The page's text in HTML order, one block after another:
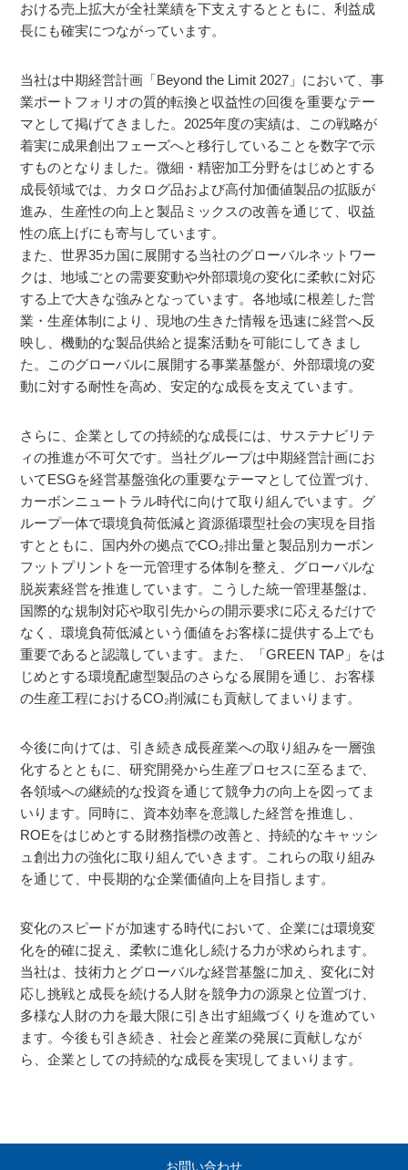
おける売上拡大が全社業績を下支えするとともに、利益成
長にも確実につながっています。
当社は中期経営計画「Beyond the Limit 2027」において、事
業ポートフォリオの質的転換と収益性の回復を重要なテー
マとして掲げてきました。2025年度の実績は、この戦略が
着実に成果創出フェーズへと移行していることを数字で示
すものとなりました。微細・精密加工分野をはじめとする
成長領域では、カタログ品および高付加価値製品の拡販が
進み、生産性の向上と製品ミックスの改善を通じて、収益
性の底上げにも寄与しています。
また、世界35カ国に展開する当社のグローバルネットワー
クは、地域ごとの需要変動や外部環境の変化に柔軟に対応
する上で大きな強みとなっています。各地域に根差した営
業・生産体制により、現地の生きた情報を迅速に経営へ反
映し、機動的な製品供給と提案活動を可能にしてきまし
た。このグローバルに展開する事業基盤が、外部環境の変
動に対する耐性を高め、安定的な成長を支えています。
さらに、企業としての持続的な成長には、サステナビリテ
ィの推進が不可欠です。当社グループは中期経営計画にお
いてESGを経営基盤強化の重要なテーマとして位置づけ、
カーボンニュートラル時代に向けて取り組んでいます。グ
ループ一体で環境負荷低減と資源循環型社会の実現を目指
すとともに、国内外の拠点でCO₂排出量と製品別カーボン
フットプリントを一元管理する体制を整え、グローバルな
脱炭素経営を推進しています。こうした統一管理基盤は、
国際的な規制対応や取引先からの開示要求に応えるだけで
なく、環境負荷低減という価値をお客様に提供する上でも
重要であると認識しています。また、「GREEN TAP」をは
じめとする環境配慮型製品のさらなる展開を通じ、お客様
の生産工程におけるCO₂削減にも貢献してまいります。
今後に向けては、引き続き成長産業への取り組みを一層強
化するとともに、研究開発から生産プロセスに至るまで、
各領域への継続的な投資を通じて競争力の向上を図ってま
いります。同時に、資本効率を意識した経営を推進し、
ROEをはじめとする財務指標の改善と、持続的なキャッシ
ュ創出力の強化に取り組んでいきます。これらの取り組み
を通じて、中長期的な企業価値向上を目指します。
変化のスピードが加速する時代において、企業には環境変
化を的確に捉え、柔軟に進化し続ける力が求められます。
当社は、技術力とグローバルな経営基盤に加え、変化に対
応し挑戦と成長を続ける人財を競争力の源泉と位置づけ、
多様な人財の力を最大限に引き出す組織づくりを進めてい
ます。今後も引き続き、社会と産業の発展に貢献しなが
ら、企業としての持続的な成長を実現してまいります。
お問い合わせ